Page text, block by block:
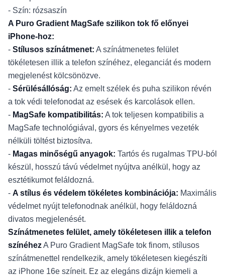
- Szín: rózsaszín
A Puro Gradient MagSafe szilikon tok fő előnyei
iPhone-hoz:
- Stílusos színátmenet: A színátmenetes felület
tökéletesen illik a telefon színéhez, eleganciát és modern
megjelenést kölcsönözve.
- Sérülésállóság: Az emelt szélek és puha szilikon révén
a tok védi telefonodat az esések és karcolások ellen.
- MagSafe kompatibilitás: A tok teljesen kompatibilis a
MagSafe technológiával, gyors és kényelmes vezeték
nélküli töltést biztosítva.
- Magas minőségű anyagok: Tartós és rugalmas TPU-ból
készül, hosszú távú védelmet nyújtva anélkül, hogy az
esztétikumot feláldozná.
- A stílus és védelem tökéletes kombinációja: Maximális
védelmet nyújt telefonodnak anélkül, hogy feláldozná
divatos megjelenését.
Színátmenetes felület, amely tökéletesen illik a telefon
színéhezA Puro Gradient MagSafe tok finom, stílusos
színátmenettel rendelkezik, amely tökéletesen kiegészíti
az iPhone 16e színeit. Ez az elegáns dizájn kiemeli a